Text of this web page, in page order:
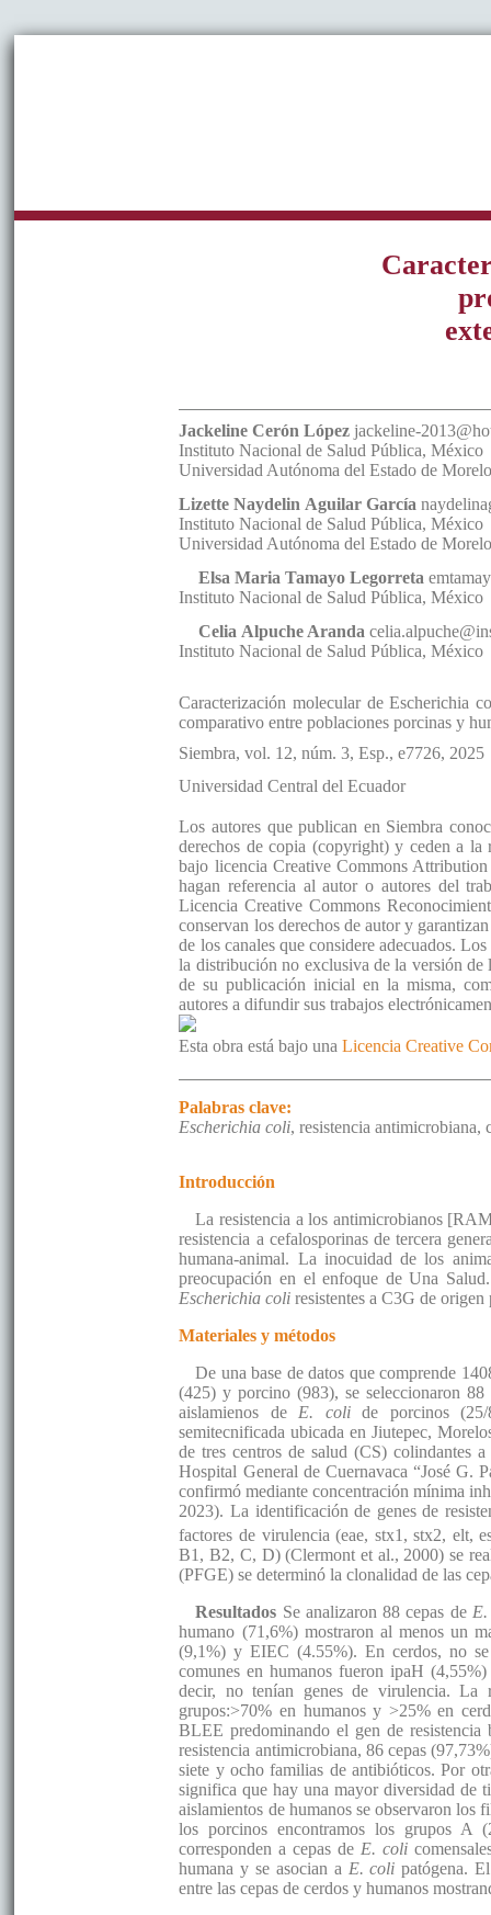
Jackeline Cerón López jackeline-
Instituto Nacional de Salud Pública,México
Universidad Autónoma del Estado de
Lizette Naydelin Aguilar García
Instituto Nacional de Salud Pública,México
Universidad Autónoma del Estado de
Elsa Maria Tamayo Legorreta
Instituto Nacional de Salud Pública,México
Celia Alpuche Aranda
Instituto Nacional de Salud Pública,México
Caracterización molecular de Escherichia
comparativo entre poblaciones porcinas y
Siembra, vol. 12, núm. 3, Esp., e7726, 2025
Universidad Central del Ecuador
Los autores que publican en Siembra
derechos de copia (copyright) y ceden a
bajo licencia Creative Commons
hagan referencia al autor o autores del
Licencia Creative Commons
conservan los derechos de autor y
de los canales que considere adecuados.
la distribución no exclusiva de la versión
de su publicación inicial en la misma,
autores a difundir sus trabajos
Esta obra está bajo unaLicencia Creative
Palabras clave:
Escherichia coli, resistencia antimicrobiana,
Introducción
La resistencia a los antimicrobianos
resistencia a cefalosporinas de tercera
humana-animal. La inocuidad de los
preocupación en el enfoque de Una
Escherichia coli resistentes a C3G de
Materiales y métodos
De una base de datos que comprende
(425) y porcino (983), se seleccionaron
aislamienos de E. colide porcinos (25/
semitecnificada ubicada en Jiutepec,
de tres centros de salud (CS) colindantes
Hospital General de Cuernavaca “José G.
confirmó mediante concentración mínima
2023). La identificación de genes de
factores de virulencia (eae, stx1, stx2, elt,
B1, B2, C, D) (Clermont et al., 2000) se
(PFGE) se determinó la clonalidad de las
Resultados Se analizaron 88 cepas de
humano (71,6%) mostraron al menos un
(9,1%) y EIEC (4.55%). En cerdos, no
comunes en humanos fueron ipaH
decir, no tenían genes de virulencia.
grupos:>70% en humanos y >25% en
BLEE predominando el gen de
resistencia antimicrobiana, 86 cepas
siete y ocho familias de antibióticos. Por
significa que hay una mayor diversidad de
aislamientos de humanos se observaron
los porcinos encontramos los grupos
corresponden a cepas de E. coli
humana y se asocian a E. coli patógena.
entre las cepas de cerdos y humanos